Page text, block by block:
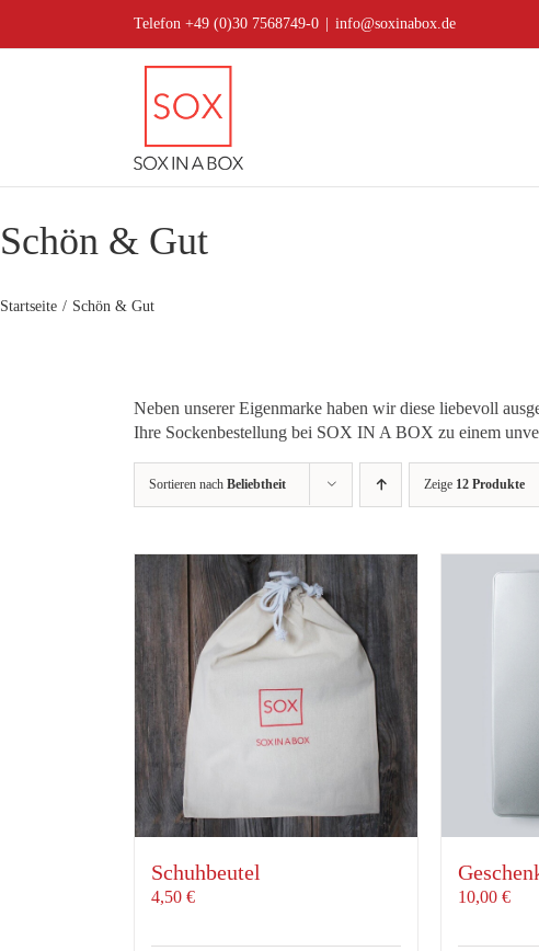
Telefon +49 (0)30 7568749-0 info@soxinabox.de
Schön & Gut
Startseite Schön & Gut
Neben unserer Eigenmarke haben wir diese liebevoll
Ihre Sockenbestellung bei SOX IN A BOX zu einem
Sortieren nach Beliebtheit Zeige 12 Produkte
Schuhbeutel
4,50 € 10,00 €